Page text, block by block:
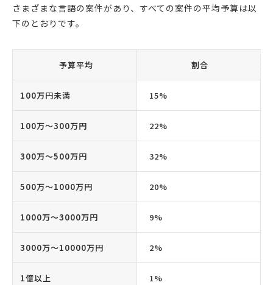
さまざまな言語の案件があり、すべての案件の平均予算は以
下のとおりです。
予算平均 割合
100万円未満 15%
100万〜300万円 22%
300万〜500万円 32%
500万〜1000万円 20%
1000万〜3000万円 9%
3000万〜10000万円 2%
1億以上 1%